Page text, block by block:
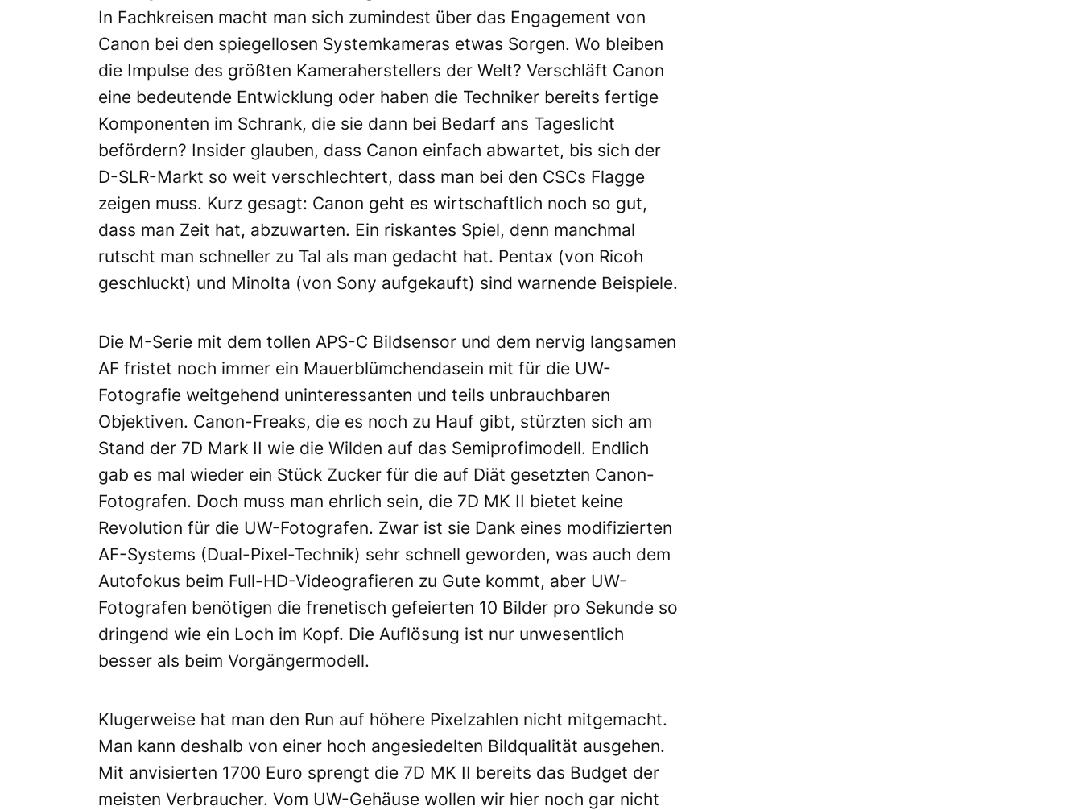
In Fachkreisen macht man sich zumindest über das Engagement von
Canon bei den spiegellosen Systemkameras etwas Sorgen. Wo bleiben
die Impulse des größten Kameraherstellers der Welt? Verschläft Canon
eine bedeutende Entwicklung oder haben die Techniker bereits fertige
Komponenten im Schrank, die sie dann bei Bedarf ans Tageslicht
befördern? Insider glauben, dass Canon einfach abwartet, bis sich der
D-SLR-Markt so weit verschlechtert, dass man bei den CSCs Flagge
zeigen muss. Kurz gesagt: Canon geht es wirtschaftlich noch so gut,
dass man Zeit hat, abzuwarten. Ein riskantes Spiel, denn manchmal
rutscht man schneller zu Tal als man gedacht hat. Pentax (von Ricoh
geschluckt) und Minolta (von Sony aufgekauft) sind warnende Beispiele.
Die M-Serie mit dem tollen APS-C Bildsensor und dem nervig langsamen
AF fristet noch immer ein Mauerblümchendasein mit für die UW-
Fotografie weitgehend uninteressanten und teils unbrauchbaren
Objektiven. Canon-Freaks, die es noch zu Hauf gibt, stürzten sich am
Stand der 7D Mark II wie die Wilden auf das Semiprofimodell. Endlich
gab es mal wieder ein Stück Zucker für die auf Diät gesetzten Canon-
Fotografen. Doch muss man ehrlich sein, die 7D MK II bietet keine
Revolution für die UW-Fotografen. Zwar ist sie Dank eines modifizierten
AF-Systems (Dual-Pixel-Technik) sehr schnell geworden, was auch dem
Autofokus beim Full-HD-Videografieren zu Gute kommt, aber UW-
Fotografen benötigen die frenetisch gefeierten 10 Bilder pro Sekunde so
dringend wie ein Loch im Kopf. Die Auflösung ist nur unwesentlich
besser als beim Vorgängermodell.
Klugerweise hat man den Run auf höhere Pixelzahlen nicht mitgemacht.
Man kann deshalb von einer hoch angesiedelten Bildqualität ausgehen.
Mit anvisierten 1700 Euro sprengt die 7D MK II bereits das Budget der
meisten Verbraucher. Vom UW-Gehäuse wollen wir hier noch gar nicht